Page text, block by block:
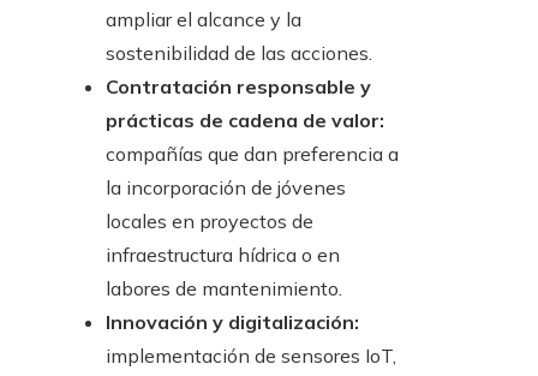
ampliar el alcance y la
sostenibilidad de las acciones.
Contratación responsable y
prácticas de cadena de valor:
compañías que dan preferencia a
la incorporación de jóvenes
locales en proyectos de
infraestructura hídrica o en
labores de mantenimiento.
Innovación y digitalización:
implementación de sensores IoT,